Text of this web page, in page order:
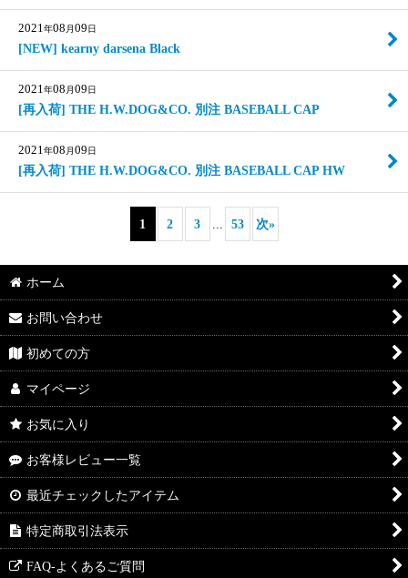
2021年08 月09日
[NEW] kearny darsena Black
2021年08 月09日
[再入荷] THE H.W.DOG&CO. 別注 BASEBALL CAP
2021年08 月09日
[再入荷] THE H.W.DOG&CO. 別注 BASEBALL CAP HW
1 2 3 53 次»
ホーム
お問い合わせ
初めての方
マイページ
お気に入り
お客様レビュー一覧
最近チェックしたアイテム
特定商取引法表示
FAQ-よくあるご質問